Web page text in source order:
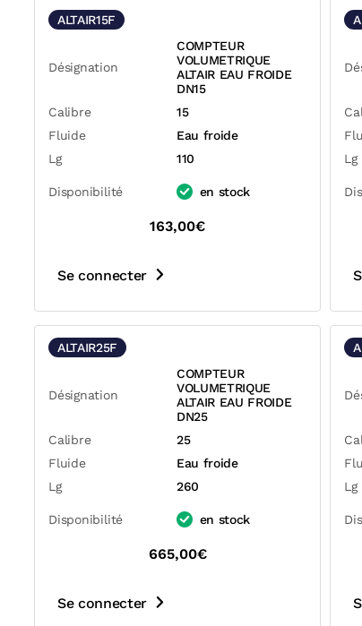
ALTAIR15F
Désignation
COMPTEUR
VOLUMETRIQUE
ALTAIR EAU FROIDE
DN15
Calibre
15
Fluide
Eau froide
Lg
110
Disponibilité en stock
163,00€
Se connecter
Lg
ALTAIR25F
Désignation
COMPTEUR
VOLUMETRIQUE
ALTAIR EAU FROIDE
DN25
Calibre
25
Fluide
Eau froide
Lg
260
Disponibilité en stock
665,00€
Se connecter
Lg